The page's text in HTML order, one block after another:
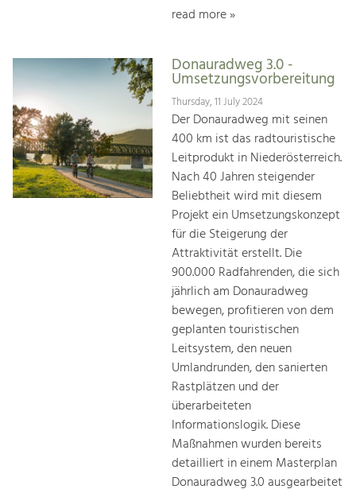
read more »
Donauradweg 3.0 -
Umsetzungsvorbereitung
Thursday, 11 July 2024
Der Donauradweg mit seinen
400 km ist das radtouristische
Leitprodukt in Niederösterreich.
Nach 40 Jahren steigender
Beliebtheit wird mit diesem
Projekt ein Umsetzungskonzept
für die Steigerung der
Attraktivität erstellt. Die
900.000 Radfahrenden, die sich
jährlich am Donauradweg
bewegen, profitieren von dem
geplanten touristischen
Leitsystem, den neuen
Umlandrunden, den sanierten
Rastplätzen und der
überarbeiteten
Informationslogik. Diese
Maßnahmen wurden bereits
detailliert in einem Masterplan
Donauradweg 3.0 ausgearbeitet